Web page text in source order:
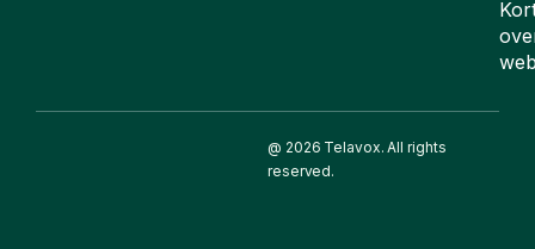
@ 2026 Telavox. All rights
reserved.